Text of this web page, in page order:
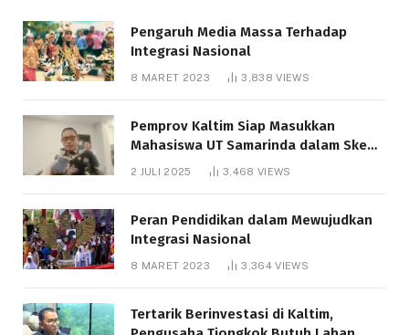
Pengaruh Media Massa Terhadap
Integrasi Nasional
8 MARET 2023 3,838VIEWS
Pemprov Kaltim Siap Masukkan
Mahasiswa UT Samarinda dalam Skema
Bantuan Pendidikan Gratispol
2 JULI 2025 3,468 VIEWS
Peran Pendidikan dalam Mewujudkan
Integrasi Nasional
8 MARET 2023 3,364VIEWS
Tertarik Berinvestasi di Kaltim,